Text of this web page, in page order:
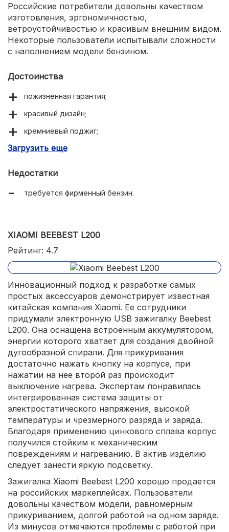
Российские потребители довольны качеством
изготовления, эргономичностью,
ветроустойчивостью и красивым внешним видом.
Некоторые пользователи испытывали сложности
с наполнением модели бензином.
Достоинства
пожизненная гарантия;
красивый дизайн;
кремниевый поджиг;
ветроустойчивость.
Загрузить еще
Недостатки
требуется фирменный бензин.
XIAOMI BEEBEST L200
Рейтинг: 4.7
Инновационный подход к разработке самых
простых аксессуаров демонстрирует известная
китайская компания Xiaomi. Ее сотрудники
придумали электронную USB зажигалку Beebest
L200. Она оснащена встроенным аккумулятором,
энергии которого хватает для создания двойной
дугообразной спирали. Для прикуривания
достаточно нажать кнопку на корпусе, при
нажатии на нее второй раз происходит
выключение нагрева. Экспертам понравилась
интегрированная система защиты от
электростатического напряжения, высокой
температуры и чрезмерного разряда и заряда.
Благодаря применению цинкового сплава корпус
получился стойким к механическим
повреждениям и нагреванию. В актив изделию
следует занести яркую подсветку.
Зажигалка Xiaomi Beebest L200 хорошо продается
на российских маркеплейсах. Пользователи
довольны качеством модели, равномерным
прикуриванием, долгой работой на одном заряде.
Из минусов отмечаются проблемы с работой при